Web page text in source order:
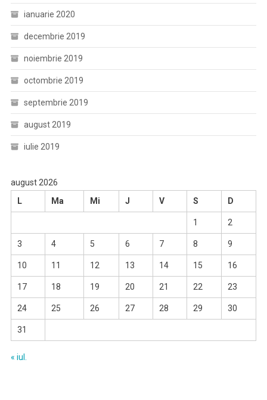
ianuarie 2020
decembrie 2019
noiembrie 2019
octombrie 2019
septembrie 2019
august 2019
iulie 2019
august 2026
L
Ma Mi J V S D
1 2
3 4 5 6 7 8 9
10 11 12 13 14 15 16
17 18 19 20 21 22 23
24 25 26 27 28 29 30
31
« iul.